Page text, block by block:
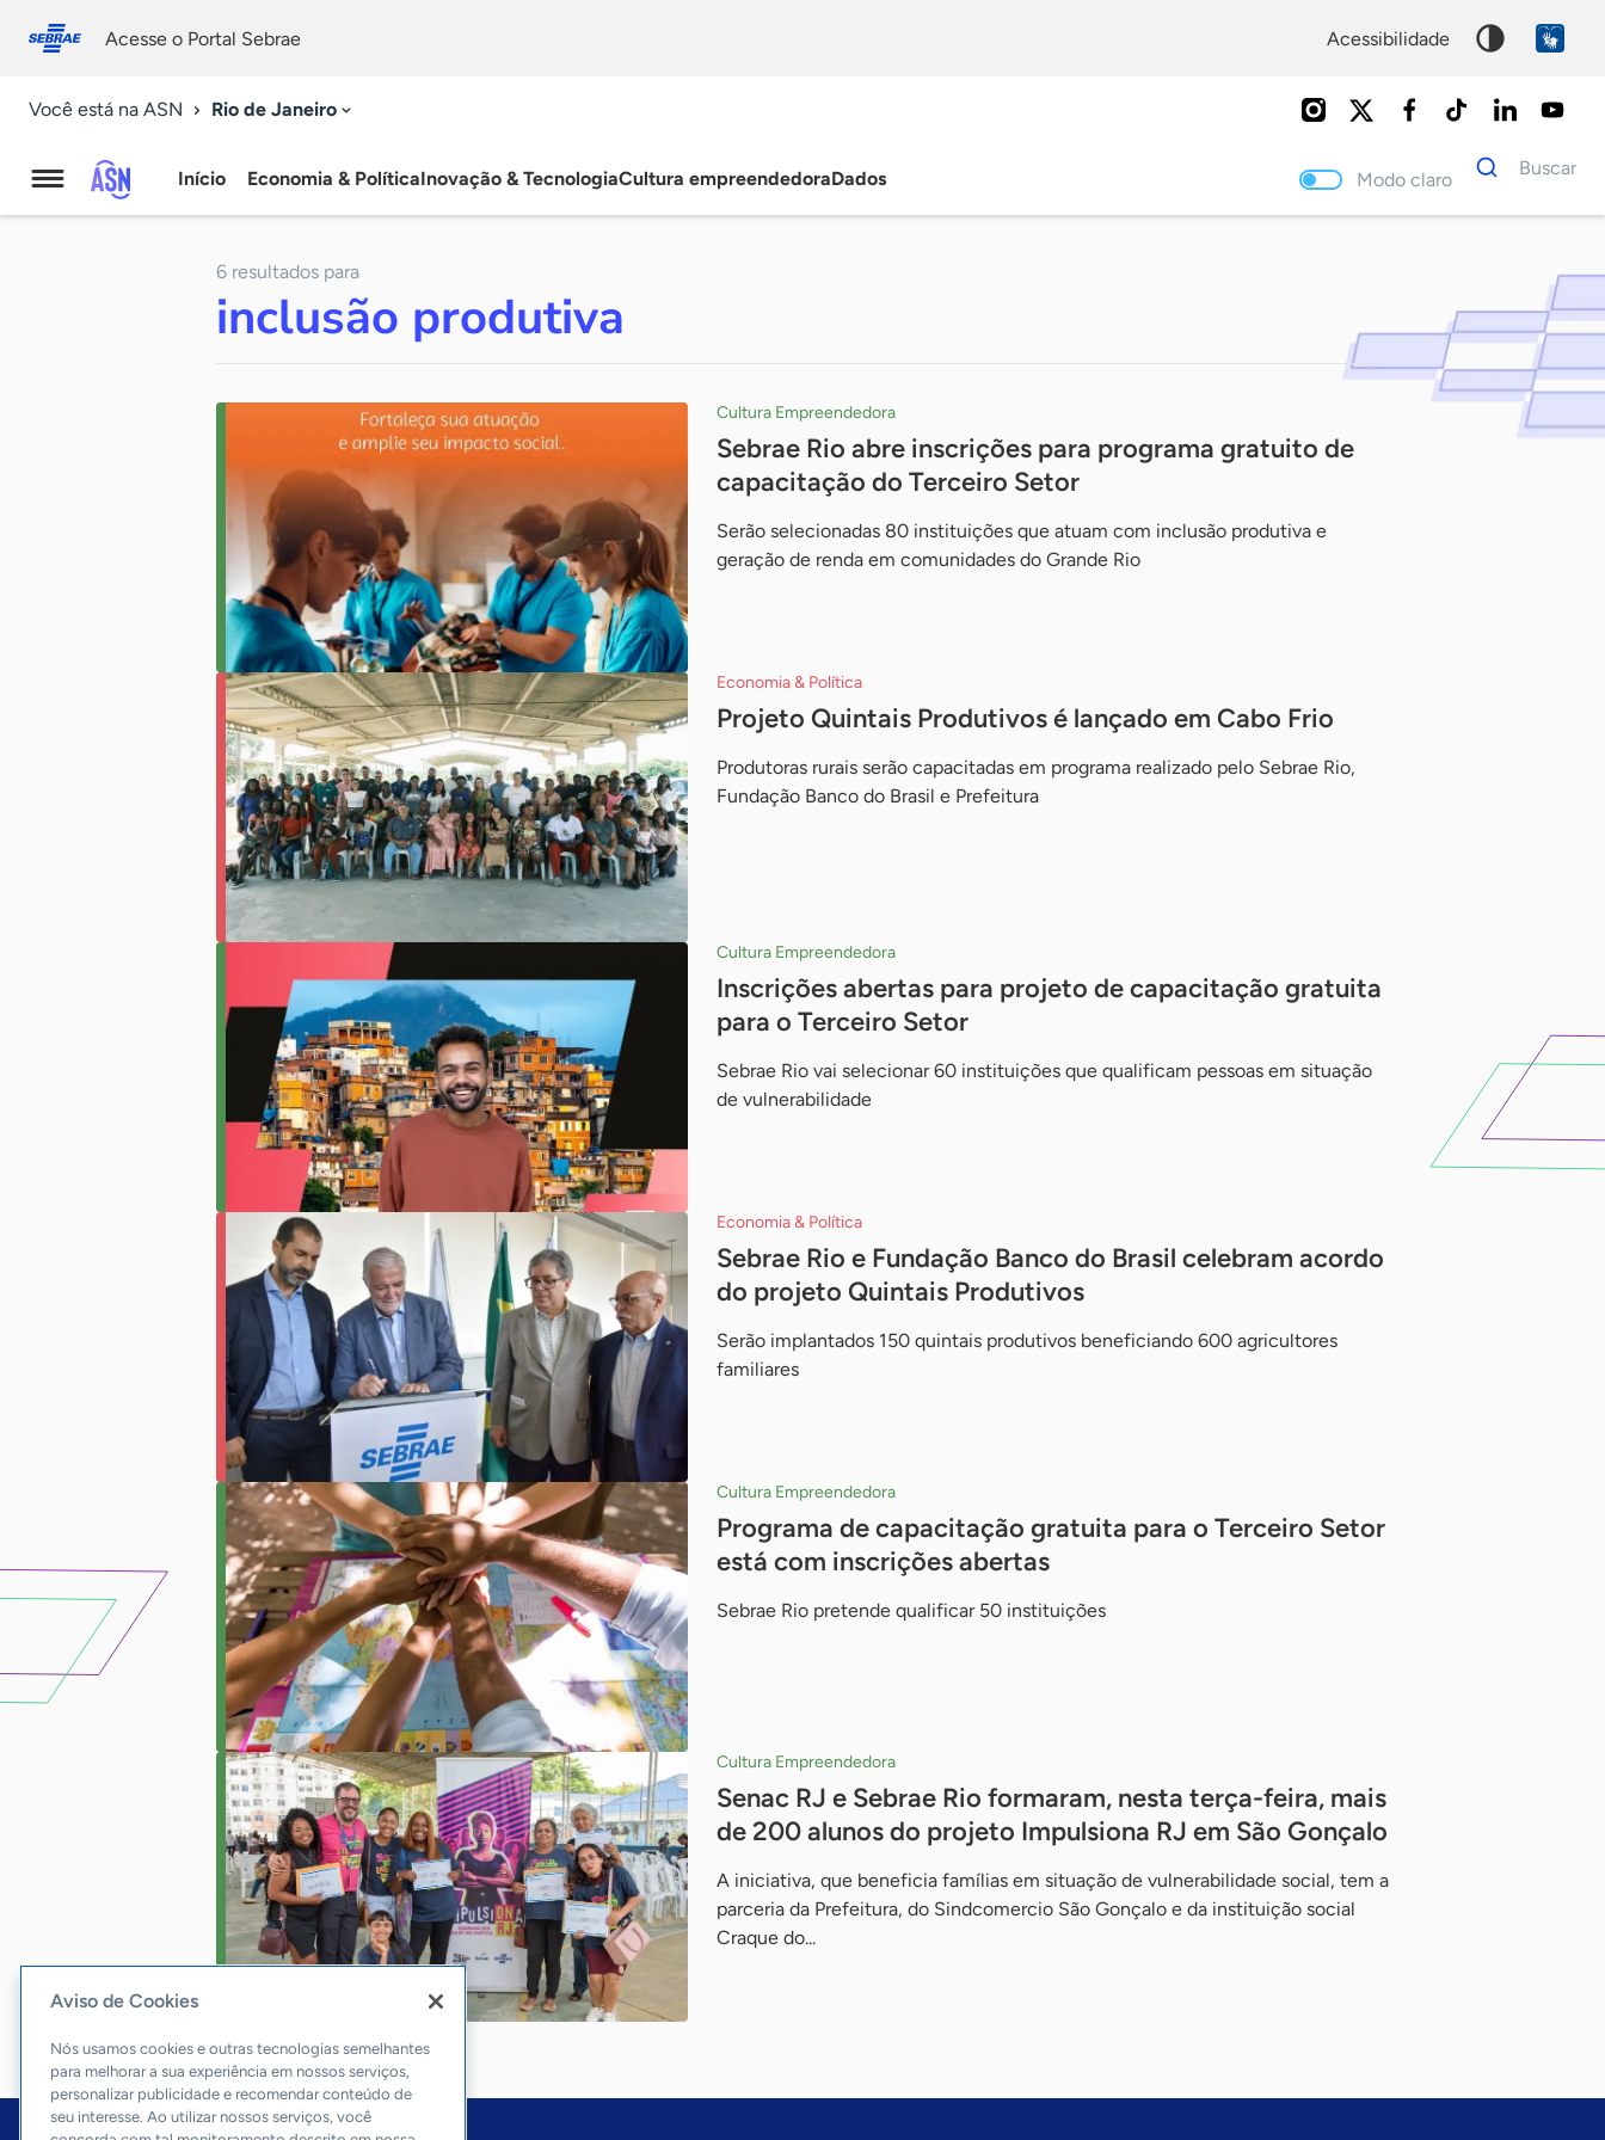
conosco
Acesse o Portal Sebrae acessibilidade
Você está na ASN Rio de Janeiro
Agência
Notícias
Início Economia & PolíticaInovação & TecnologiaCultura empreendedoraDados Modo claro
Dados
para
Buscar
6 resultados para
inclusão produtiva
Cultura Empreendedora
Sebrae Rio abre inscrições para programa gratuito de
capacitação do Terceiro Setor
Serão selecionadas 80 instituições que atuam com inclusão produtiva e
geração de renda em comunidades do Grande Rio
Economia & Política
Projeto Quintais Produtivos é lançado em Cabo Frio
Produtoras rurais serão capacitadas em programa realizado pelo Sebrae Rio,
Fundação Banco do Brasil e Prefeitura
Cultura Empreendedora
Inscrições abertas para projeto de capacitação gratuita
para o Terceiro Setor
Sebrae Rio vai selecionar 60 instituições que qualificam pessoas em situação
de vulnerabilidade
Economia & Política
Sebrae Rio e Fundação Banco do Brasil celebram acordo
do projeto Quintais Produtivos
Serão implantados 150 quintais produtivos beneficiando 600 agricultores
familiares
Cultura Empreendedora
Programa de capacitação gratuita para o Terceiro Setor
está com inscrições abertas
Sebrae Rio pretende qualificar 50 instituições
Cultura Empreendedora
Senac RJ e Sebrae Rio formaram, nesta terça-feira, mais
de 200 alunos do projeto Impulsiona RJ em São Gonçalo
A iniciativa, que beneficia famílias em situação de vulnerabilidade social, tem a
parceria da Prefeitura, do Sindcomercio São Gonçalo e da instituição social
Craque do...
Aviso de Cookies
Nós usamos cookies e outras tecnologias semelhantes
para melhorar a sua experiência em nossos serviços,
personalizar publicidade e recomendar conteúdo de
seu interesse. Ao utilizar nossos serviços, você